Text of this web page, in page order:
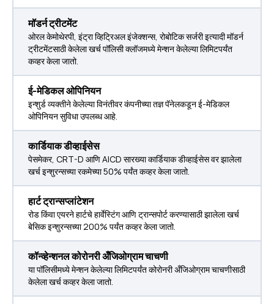
मॉडर्न ट्रीटमेंट
ओरल केमोथेरपी, इंट्रा व्हिट्रिअल इंजेक्शन्स, रोबोटिक सर्जरी इत्यादी मॉडर्न
ट्रीटमेंटसाठी केलेला खर्च पॉलिसी क्लॉजमध्ये मेन्शन केलेल्या लिमिटपर्यंत
कव्हर केला जातो.
ई-मेडिकल ओपिनियन
इन्शुर्ड व्यक्तीने केलेल्या विनंतीवर कंपनीच्या तज्ञ पॅनेलकडून ई-मेडिकल
ओपिनियन सुविधा उपलब्ध आहे.
कार्डियाक डीव्हाईसेस
पेसमेकर, CRT-D आणि AICD सारख्या कार्डियाक डीव्हाईसेस वर झालेला
खर्च इन्शुरन्सच्या रकमेच्या 50% पर्यंत कव्हर केला जातो.
हार्ट ट्रान्सप्लांटेशन
रोड किंवा एयरने हार्टचे हार्वेस्टिंग आणि ट्रान्सपोर्ट करण्यासाठी झालेला खर्च
बेसिक इन्शुरन्सच्या 200% पर्यंत कव्हर केला जातो.
कॉन्व्हेन्शनल कोरोनरी अँजिओग्राम चाचणी
या पॉलिसीमध्ये मेन्शन केलेल्या लिमिटपर्यंत कोरोनरी अँजिओग्राम चाचणीसाठी
केलेला खर्च कव्हर केला जातो.